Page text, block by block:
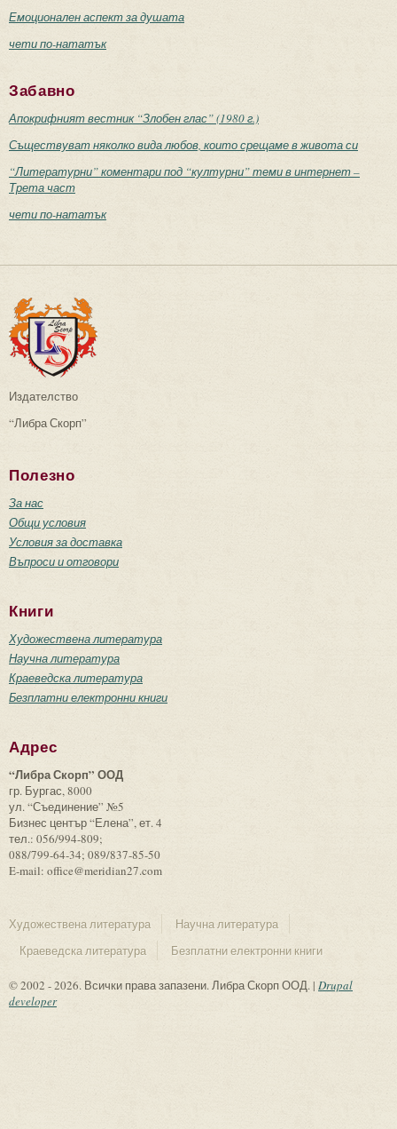
Емоционален аспект за душата
чети по-нататък
Забавно
Апокрифният вестник “Злобен глас” (1980 г.)
Съществуват няколко вида любов, които срещаме в живота си
“Литературни” коментари под “културни” теми в интернет –
Трета част
чети по-нататък
Издателство
“Либра Скорп”
Полезно
За нас
Общи условия
Условия за доставка
Въпроси и отговори
Книги
Художествена литература
Научна литература
Краеведска литература
Безплатни електронни книги
Адрес
“Либра Скорп” ООД
гр. Бургас, 8000
ул. “Съединение” №5
Бизнес център “Елена”, ет. 4
тел.: 056/994-809;
088/799-64-34; 089/837-85-50
E-mail: office@meridian27.com
Художествена литература
Научна литература
Краеведска литература
Безплатни електронни книги
© 2002 - 2026. Всички права запазени. Либра Скорп ООД. | Drupal
developer